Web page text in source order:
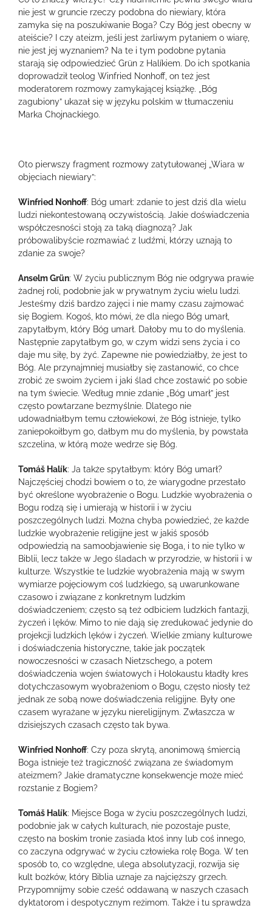
nie jest w gruncie rzeczy podobna do niewiary, która
zamyka się na poszukiwanie Boga? Czy Bóg jest obecny w
ateiście? I czy ateizm, jeśli jest żarliwym pytaniem o wiarę,
nie jest jej wyznaniem? Na te i tym podobne pytania
starają się odpowiedzieć Grün z Halíkiem. Do ich spotkania
doprowadził teolog Winfried Nonhoff, on też jest
moderatorem rozmowy zamykającej książkę. „Bóg
zagubiony” ukazał się w języku polskim w tłumaczeniu
Marka Chojnackiego.
Oto pierwszy fragment rozmowy zatytułowanej „Wiara w
objęciach niewiary”:
Winfried Nonhoff: Bóg umarł: zdanie to jest dziś dla wielu
ludzi niekontestowaną oczywistością. Jakie doświadczenia
współczesności stoją za taką diagnozą? Jak
próbowalibyście rozmawiać z ludźmi, którzy uznają to
zdanie za swoje?
Anselm Grün: W życiu publicznym Bóg nie odgrywa prawie
żadnej roli, podobnie jak w prywatnym życiu wielu ludzi.
Jesteśmy dziś bardzo zajęci i nie mamy czasu zajmować
się Bogiem. Kogoś, kto mówi, że dla niego Bóg umarł,
zapytałbym, który Bóg umarł. Dałoby mu to do myślenia.
Następnie zapytałbym go, w czym widzi sens życia i co
daje mu siłę, by żyć. Zapewne nie powiedziałby, że jest to
Bóg. Ale przynajmniej musiałby się zastanowić, co chce
zrobić ze swoim życiem i jaki ślad chce zostawić po sobie
na tym świecie. Według mnie zdanie „Bóg umarł” jest
często powtarzane bezmyślnie. Dlatego nie
udowadniałbym temu człowiekowi, że Bóg istnieje, tylko
zaniepokoiłbym go, dałbym mu do myślenia, by powstała
szczelina, w którą może wedrze się Bóg.
Tomáš Halík: Ja także spytałbym: który Bóg umarł?
Najczęściej chodzi bowiem o to, że wiarygodne przestało
być określone wyobrażenie o Bogu. Ludzkie wyobrażenia o
Bogu rodzą się i umierają w historii i w życiu
poszczególnych ludzi. Można chyba powiedzieć, że każde
ludzkie wyobrażenie religijne jest w jakiś sposób
odpowiedzią na samoobjawienie się Boga, i to nie tylko w
Biblii, lecz także w Jego śladach w przyrodzie, w historii i w
kulturze. Wszystkie te ludzkie wyobrażenia mają w swym
wymiarze pojęciowym coś ludzkiego, są uwarunkowane
czasowo i związane z konkretnym ludzkim
doświadczeniem; często są też odbiciem ludzkich fantazji,
życzeń i lęków. Mimo to nie dają się zredukować jedynie do
projekcji ludzkich lęków i życzeń. Wielkie zmiany kulturowe
i doświadczenia historyczne, takie jak początek
nowoczesności w czasach Nietzschego, a potem
doświadczenia wojen światowych i Holokaustu kładły kres
dotychczasowym wyobrażeniom o Bogu, często niosły też
jednak ze sobą nowe doświadczenia religijne. Były one
czasem wyrażane w języku niereligijnym. Zwłaszcza w
dzisiejszych czasach często tak bywa.
Winfried Nonhoff: Czy poza skrytą, anonimową śmiercią
Boga istnieje też tragiczność związana ze świadomym
ateizmem? Jakie dramatyczne konsekwencje może mieć
rozstanie z Bogiem?
Tomáš Halík: Miejsce Boga w życiu poszczególnych ludzi,
podobnie jak w całych kulturach, nie pozostaje puste,
często na boskim tronie zasiada ktoś inny lub coś innego,
co zaczyna odgrywać w życiu człowieka rolę Boga. W ten
sposób to, co względne, ulega absolutyzacji, rozwija się
kult bożków, który Biblia uznaje za najcięższy grzech.
Przypomnijmy sobie cześć oddawaną w naszych czasach
dyktatorom i despotycznym reżimom. Także i tu sprawdza